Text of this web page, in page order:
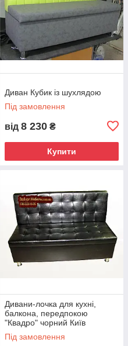
Диван Кубик із шухлядою
Під замовлення
від 8 230 ₴
Купити
Дивани-лочка для кухні,
балкона, передпокою
"Квадро" чорний Київ
Під замовлення